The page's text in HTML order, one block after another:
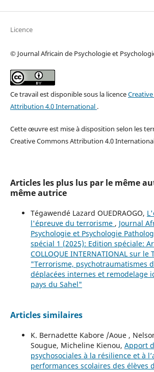
Licence
© Journal Africain de Psychologie et
Ce travail est disponible sous la licence
Attribution 4.0 International .
Cette œuvre est mise à disposition selon les
Creative Commons Attribution 4.0 International
Articles les plus lus par le même
même autrice
Tégawendé Lazard OUEDRAOGO,
l'épreuve du terrorisme , Journal
Psychologie et Psychologie
spécial 1 (2025): Edition spéciale:
COLLOQUE INTERNATIONAL sur le
"Terrorisme, psychotraumatismes
déplacées internes et remodelage
pays du Sahel"
Articles similaires
K. Bernadette Kabore /Aoue ,
Sougue, Micheline Kienou, Apport
psychosociales à la résilience et à
performances scolaires des élèves